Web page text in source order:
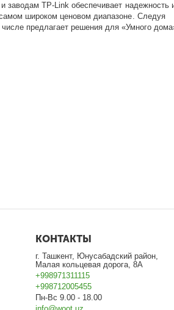
заводам TP-Link обеспечивает надежность
широком ценовом диапазоне. Следуя
предлагает решения для «Умного
КОНТАКТЫ
г. Ташкент, Юнусабадский район,
Малая кольцевая дорога, 8А
+998971311115
+998712005455
Пн-Вс 9.00 - 18.00